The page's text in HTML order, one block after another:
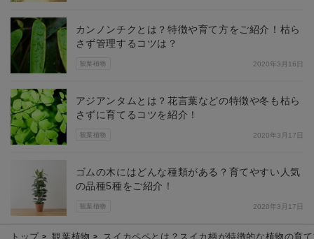
観葉植物
カンノンチクとは？特徴や育て方をご紹介！枯ら
さず管理するコツは？
2020年3月16日
観葉植物
アジアンタムとは？花言葉などの特徴や冬も枯ら
さずに育てるコツを紹介！
2020年3月17日
観葉植物
ゴムの木にはどんな種類がある？育てやすい人気
の品種5種をご紹介！
2020年3月17日
トップ 観葉植物 スイカペペとは？スイカ柄が特徴的な植物の育